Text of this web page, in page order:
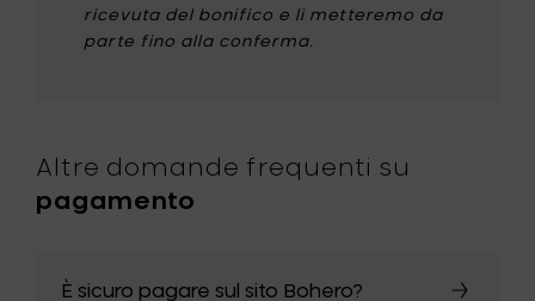
ricevuta del bonifico e li metteremo da
parte fino alla conferma.
Altre domande frequenti su
pagamento
È sicuro pagare sul sito Bohero?